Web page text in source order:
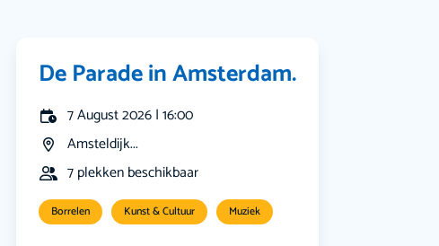
De Parade in Amsterdam.
7 August 2026 | 16:00
Amsteldijk...
7 plekken beschikbaar
Borrelen Kunst & Cultuur Muziek